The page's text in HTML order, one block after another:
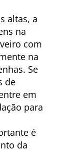
altas, a
na
com
na
Se
de
em
para
é
da